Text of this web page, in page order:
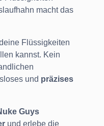
macht das
Flüssigkeiten
kannst. Kein
und präzises
Guys
und erlebe die